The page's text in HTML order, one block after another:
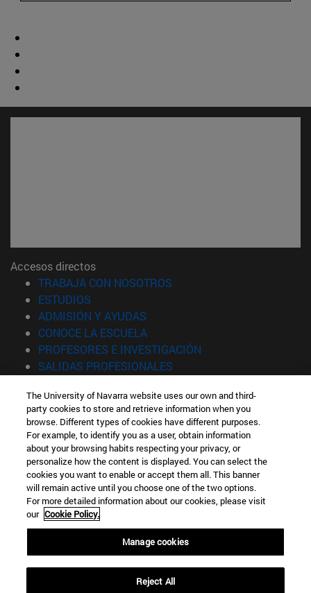
Accesos directos
TRABAJA CON NOSOTROS
ESTUDIOS
ADMISIÓN Y AYUDAS
CONOCE LA ESCUELA(abre en nueva ventana)
PROFESORES E INVESTIGACIÓN
SALIDAS PROFESIONALES
Información
TFNO +34 943 21 98 77
¿QUÉ GRADO TE INTERESA?
¿QUÉ MÁSTER TE INTERESA?
© Universidad de Navarra
Información legal
Accesibilidad
Configuración de cookies
Localizador de campus
The University of Navarra website uses our own and third-
party cookies to store and retrieve information when you
browse. Different types of cookies have different purposes.
For example, to identify you as a user, obtain information
about your browsing habits respecting your privacy, or
personalize how the content is displayed. You can select the
cookies you want to enable or accept them all. This banner
will remain active until you choose one of the two options.
For more detailed information about our cookies, please visit
our Cookie Policy.
Manage cookies
Reject All